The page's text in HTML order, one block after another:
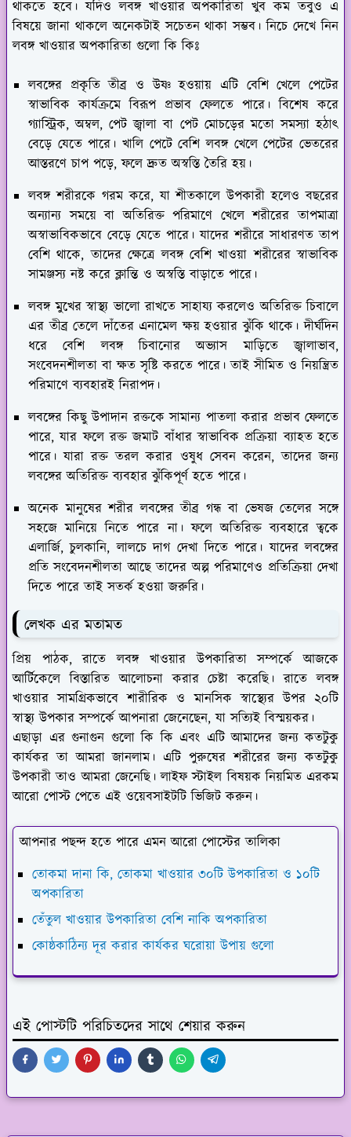
থাকতে হবে। যদিও লবঙ্গ খাওয়ার অপকারিতা খুব কম তবুও এ
বিষয়ে জানা থাকলে অনেকটাই সচেতন থাকা সম্ভব। নিচে দেখে নিন
লবঙ্গ খাওয়ার অপকারিতা গুলো কি কিঃ
লবঙ্গের প্রকৃতি তীব্র ও উষ্ণ হওয়ায় এটি বেশি খেলে পেটের
স্বাভাবিক কার্যক্রমে বিরূপ প্রভাব ফেলতে পারে। বিশেষ করে
গ্যাস্ট্রিক, অম্বল, পেট জ্বালা বা পেট মোচড়ের মতো সমস্যা হঠাৎ
বেড়ে যেতে পারে। খালি পেটে বেশি লবঙ্গ খেলে পেটের ভেতরের
আস্তরণে চাপ পড়ে, ফলে দ্রুত অস্বস্তি তৈরি হয়।
লবঙ্গ শরীরকে গরম করে, যা শীতকালে উপকারী হলেও বছরের
অন্যান্য সময়ে বা অতিরিক্ত পরিমাণে খেলে শরীরের তাপমাত্রা
অস্বাভাবিকভাবে বেড়ে যেতে পারে। যাদের শরীরে সাধারণত তাপ
বেশি থাকে, তাদের ক্ষেত্রে লবঙ্গ বেশি খাওয়া শরীরের স্বাভাবিক
সামঞ্জস্য নষ্ট করে ক্লান্তি ও অস্বস্তি বাড়াতে পারে।
লবঙ্গ মুখের স্বাস্থ্য ভালো রাখতে সাহায্য করলেও অতিরিক্ত চিবালে
এর তীব্র তেলে দাঁতের এনামেল ক্ষয় হওয়ার ঝুঁকি থাকে। দীর্ঘদিন
ধরে বেশি লবঙ্গ চিবানোর অভ্যাস মাড়িতে জ্বালাভাব,
সংবেদনশীলতা বা ক্ষত সৃষ্টি করতে পারে। তাই সীমিত ও নিয়ন্ত্রিত
পরিমাণে ব্যবহারই নিরাপদ।
লবঙ্গের কিছু উপাদান রক্তকে সামান্য পাতলা করার প্রভাব ফেলতে
পারে, যার ফলে রক্ত জমাট বাঁধার স্বাভাবিক প্রক্রিয়া ব্যাহত হতে
পারে। যারা রক্ত তরল করার ওষুধ সেবন করেন, তাদের জন্য
লবঙ্গের অতিরিক্ত ব্যবহার ঝুঁকিপূর্ণ হতে পারে।
অনেক মানুষের শরীর লবঙ্গের তীব্র গন্ধ বা ভেষজ তেলের সঙ্গে
সহজে মানিয়ে নিতে পারে না। ফলে অতিরিক্ত ব্যবহারে ত্বকে
এলার্জি, চুলকানি, লালচে দাগ দেখা দিতে পারে। যাদের লবঙ্গের
প্রতি সংবেদনশীলতা আছে তাদের অল্প পরিমাণেও প্রতিক্রিয়া দেখা
দিতে পারে তাই সতর্ক হওয়া জরুরি।
লেখক এর মতামত
প্রিয় পাঠক, রাতে লবঙ্গ খাওয়ার উপকারিতা সম্পর্কে আজকে
আর্টিকেলে বিস্তারিত আলোচনা করার চেষ্টা করেছি। রাতে লবঙ্গ
খাওয়ার সামগ্রিকভাবে শারীরিক ও মানসিক স্বাস্থ্যের উপর ২০টি
স্বাস্থ্য উপকার সম্পর্কে আপনারা জেনেছেন, যা সত্যিই বিস্ময়কর।
এছাড়া এর গুনাগুন গুলো কি কি এবং এটি আমাদের জন্য কতটুকু
কার্যকর তা আমরা জানলাম। এটি পুরুষের শরীরের জন্য কতটুকু
উপকারী তাও আমরা জেনেছি। লাইফ স্টাইল বিষয়ক নিয়মিত এরকম
আরো পোস্ট পেতে এই ওয়েবসাইটটি ভিজিট করুন।
আপনার পছন্দ হতে পারে এমন আরো পোস্টের তালিকা
তোকমা দানা কি, তোকমা খাওয়ার ৩০টি উপকারিতা ও ১০টি
অপকারিতা
তেঁতুল খাওয়ার উপকারিতা বেশি নাকি অপকারিতা
কোষ্ঠকাঠিন্য দূর করার কার্যকর ঘরোয়া উপায় গুলো
এই পোস্টটি পরিচিতদের সাথে শেয়ার করুন